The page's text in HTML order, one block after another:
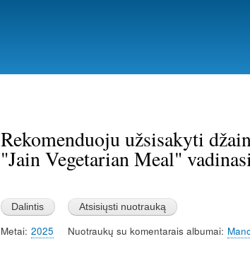
Rekomenduoju užsisakyti
"Jain Vegetarian Meal"
Metai 2025 Nuotraukų su komentarais albumai